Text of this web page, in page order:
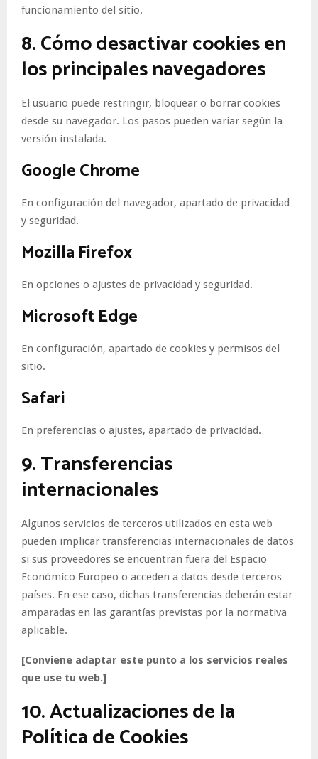
funcionamiento del sitio.
8. Cómo desactivar cookies en
los principales navegadores
El usuario puede restringir, bloquear o borrar cookies
desde su navegador. Los pasos pueden variar según la
versión instalada.
Google Chrome
En configuración del navegador, apartado de privacidad
y seguridad.
Mozilla Firefox
En opciones o ajustes de privacidad y seguridad.
Microsoft Edge
En configuración, apartado de cookies y permisos del
sitio.
Safari
En preferencias o ajustes, apartado de privacidad.
9. Transferencias
internacionales
Algunos servicios de terceros utilizados en esta web
pueden implicar transferencias internacionales de datos
si sus proveedores se encuentran fuera del Espacio
Económico Europeo o acceden a datos desde terceros
países. En ese caso, dichas transferencias deberán estar
amparadas en las garantías previstas por la normativa
aplicable.
[Conviene adaptar este punto a los servicios reales
que use tu web.]
10. Actualizaciones de la
Política de Cookies